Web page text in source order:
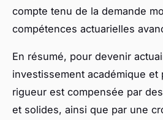
compte tenu de la demande
compétences actuarielles
En résumé, pour devenir
investissement académique
rigueur est compensée par
et solides, ainsi que par une